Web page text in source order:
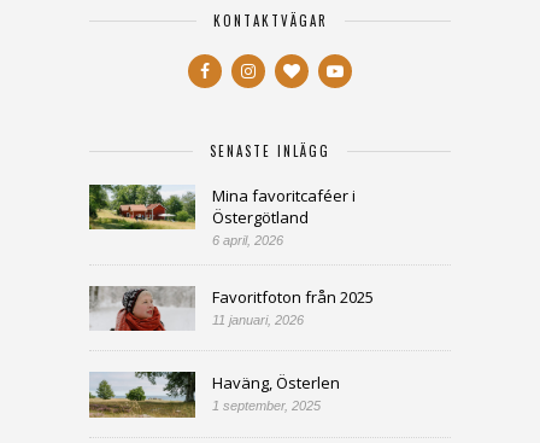
KONTAKTVÄGAR
SENASTE INLÄGG
Mina favoritcaféer i
Östergötland
6 april, 2026
Favoritfoton från 2025
11 januari, 2026
Haväng, Österlen
1 september, 2025